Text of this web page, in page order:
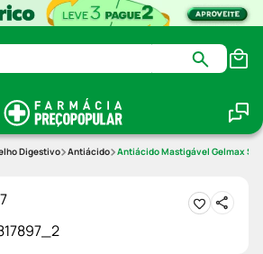
Digestivo Antiácido Antiácido Mastigável Gelmax